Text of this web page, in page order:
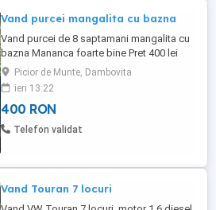
Vand purcei mangalita cu bazna
Vand purcei de 8 saptamani mangalita cu
bazna Mananca foarte bine Pret 400 lei
bucataPicior de Munte, Dambovita
ieri 13:22
400 RON
Telefon validat
Vand Touran 7 locuri